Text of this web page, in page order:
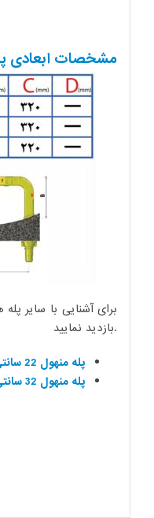
مشخصات ابعادی پله
برای آشنایی با سایر
بازدید نمایید.
پله منهول 22 سانتی
پله منهول 32 سانتی